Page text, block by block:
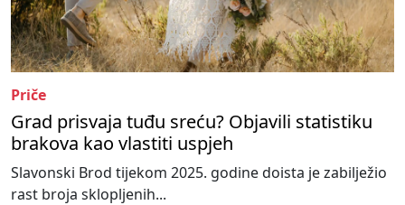
Priče
Grad prisvaja tuđu sreću? Objavili statistiku
brakova kao vlastiti uspjeh
Slavonski Brod tijekom 2025. godine doista je zabilježio
rast broja sklopljenih...